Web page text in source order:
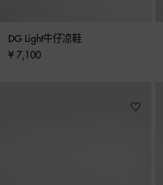
DG Light牛仔凉鞋
¥ 7,100